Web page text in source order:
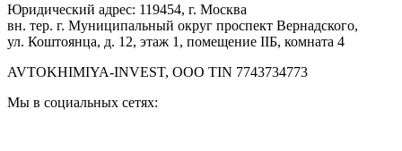
Юридический адрес: 119454, г. Москва
вн. тер. г. Муниципальный округ проспект Вернадского,
ул. Коштоянца, д. 12, этаж 1, помещение IIБ, комната 4
AVTOKHIMIYA-INVEST, OOO TIN 7743734773
Мы в социальных сетях: